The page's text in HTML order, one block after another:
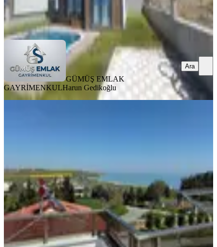
GÜMÜŞ EMLAK GAYRİMENKUL Harun Gedikoğlu
Ara
GÜMÜŞ EMLAK
GAYRİMENKULHarun Gedikoğlu
Ara
50.000 ₺
Mnc Gayrimenkul
Ara